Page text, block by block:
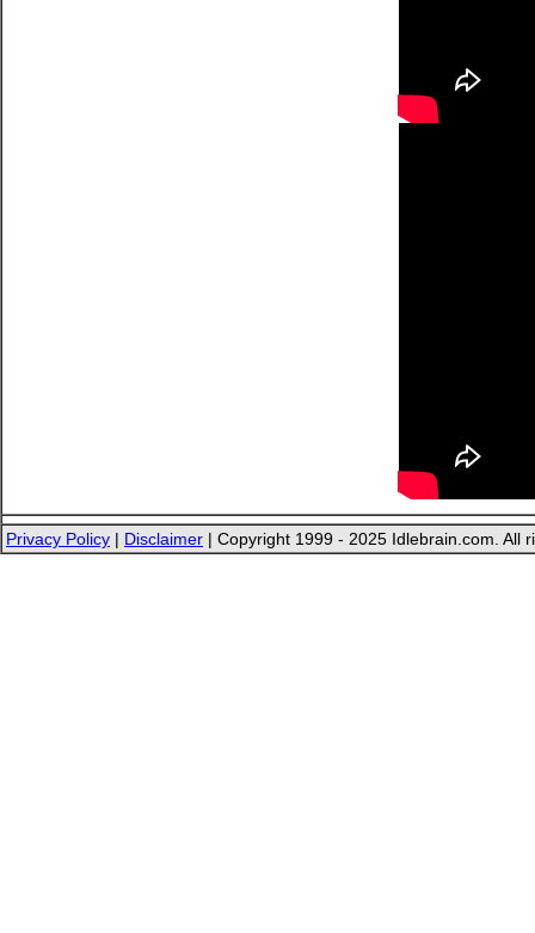
Privacy Policy | Disclaimer | Copyright 1999 - 2025 Idlebrain.com. All